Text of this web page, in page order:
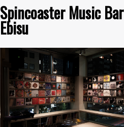
Spincoaster Music Bar
Ebisu